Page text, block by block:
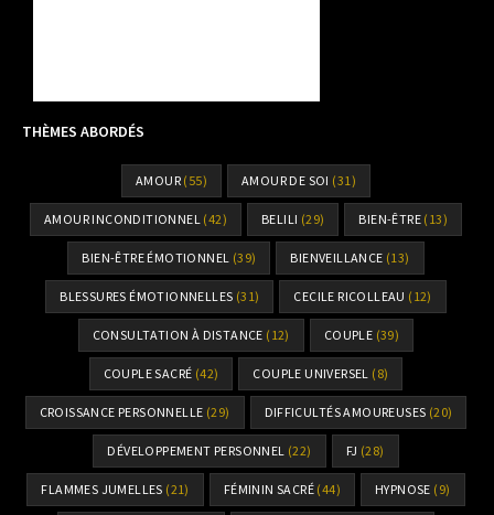
THÈMES ABORDÉS
AMOUR (55) AMOUR DE SOI (31)
AMOUR INCONDITIONNEL (42) BELILI (29) BIEN-ÊTRE (13)
BIEN-ÊTRE ÉMOTIONNEL (39) BIENVEILLANCE (13)
BLESSURES ÉMOTIONNELLES (31) CECILE RICOLLEAU (12)
CONSULTATION À DISTANCE (12) COUPLE (39)
COUPLE SACRÉ (42) COUPLE UNIVERSEL (8)
CROISSANCE PERSONNELLE (29) DIFFICULTÉS AMOUREUSES (20)
DÉVELOPPEMENT PERSONNEL (22) FJ (28)
FLAMMES JUMELLES (21) FÉMININ SACRÉ (44) HYPNOSE (9)